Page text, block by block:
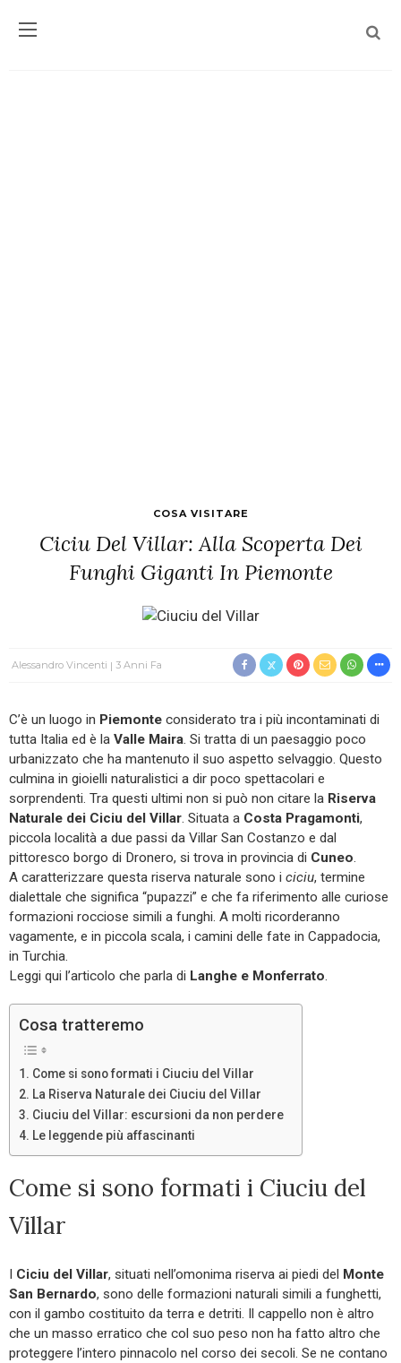
COSA VISITARE
Ciciu Del Villar: Alla Scoperta Dei
Funghi Giganti In Piemonte
Alessandro Vincenti 3 Anni Fa
C’è un luogo in Piemonte considerato tra i più incontaminati di
tutta Italia ed è la Valle Maira. Si tratta di un paesaggio poco
urbanizzato che ha mantenuto il suo aspetto selvaggio. Questo
culmina in gioielli naturalistici a dir poco spettacolari e
sorprendenti. Tra questi ultimi non si può non citare la Riserva
Naturale dei Ciciu del Villar. Situata a Costa Pragamonti,
piccola località a due passi da Villar San Costanzo e dal
pittoresco borgo di Dronero, si trova in provincia di Cuneo.
A caratterizzare questa riserva naturale sono i ciciu, termine
dialettale che significa “pupazzi” e che fa riferimento alle curiose
formazioni rocciose simili a funghi. A molti ricorderanno
vagamente, e in piccola scala, i camini delle fate in Cappadocia,
in Turchia.
Leggi qui l’articolo che parla di Langhe e Monferrato.
Cosa tratteremo
Come si sono formati i Ciuciu del Villar
La Riserva Naturale dei Ciuciu del Villar
Ciuciu del Villar: escursioni da non perdere
Le leggende più affascinanti
Come si sono formati i Ciuciu del
Villar
I Ciciu del Villar, situati nell’omonima riserva ai piedi del Monte
San Bernardo, sono delle formazioni naturali simili a funghetti,
con il gambo costituito da terra e detriti. Il cappello non è altro
che un masso erratico che col suo peso non ha fatto altro che
proteggere l’intero pinnacolo nel corso dei secoli. Se ne contano